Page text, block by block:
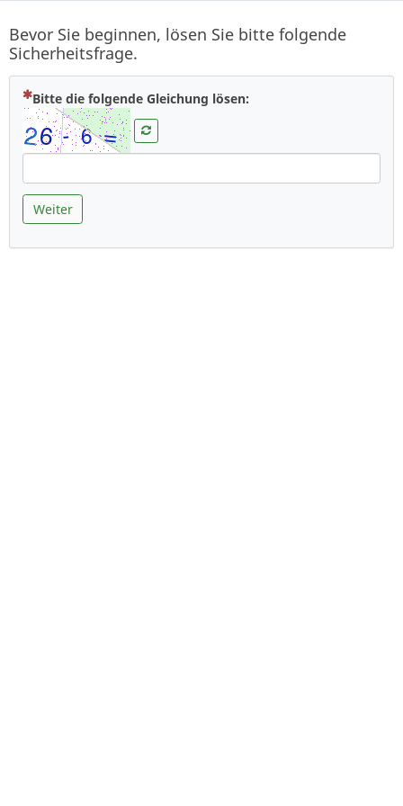
Bevor Sie beginnen, lösen Sie bitte folgende
Sicherheitsfrage.
Bitte die folgende Gleichung lösen:
Weiter